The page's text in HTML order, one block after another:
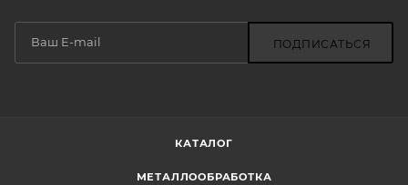
ПОДПИСАТЬСЯ
КАТАЛОГ
МЕТАЛЛООБРАБОТКА